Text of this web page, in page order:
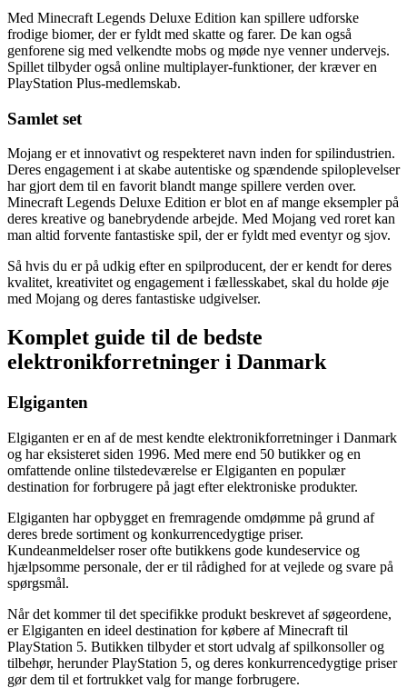
Med Minecraft Legends Deluxe Edition kan spillere udforske
frodige biomer, der er fyldt med skatte og farer. De kan også
genforene sig med velkendte mobs og møde nye venner undervejs.
Spillet tilbyder også online multiplayer-funktioner, der kræver en
PlayStation Plus-medlemskab.
Samlet set
Mojang er et innovativt og respekteret navn inden for spilindustrien.
Deres engagement i at skabe autentiske og spændende spiloplevelser
har gjort dem til en favorit blandt mange spillere verden over.
Minecraft Legends Deluxe Edition er blot en af mange eksempler på
deres kreative og banebrydende arbejde. Med Mojang ved roret kan
man altid forvente fantastiske spil, der er fyldt med eventyr og sjov.
Så hvis du er på udkig efter en spilproducent, der er kendt for deres
kvalitet, kreativitet og engagement i fællesskabet, skal du holde øje
med Mojang og deres fantastiske udgivelser.
Komplet guide til de bedste
elektronikforretninger i Danmark
Elgiganten
Elgiganten er en af de mest kendte elektronikforretninger i Danmark
og har eksisteret siden 1996. Med mere end 50 butikker og en
omfattende online tilstedeværelse er Elgiganten en populær
destination for forbrugere på jagt efter elektroniske produkter.
Elgiganten har opbygget en fremragende omdømme på grund af
deres brede sortiment og konkurrencedygtige priser.
Kundeanmeldelser roser ofte butikkens gode kundeservice og
hjælpsomme personale, der er til rådighed for at vejlede og svare på
spørgsmål.
Når det kommer til det specifikke produkt beskrevet af søgeordene,
er Elgiganten en ideel destination for købere af Minecraft til
PlayStation 5. Butikken tilbyder et stort udvalg af spilkonsoller og
tilbehør, herunder PlayStation 5, og deres konkurrencedygtige priser
gør dem til et fortrukket valg for mange forbrugere.